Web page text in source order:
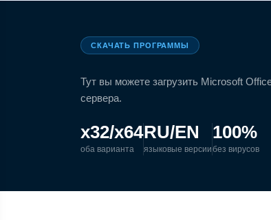
СКАЧАТЬ ПРОГРАММЫ
Тут вы можете загрузить Microsoft
сервера.
x32/x64
оба варианта
RU/EN
языковые версии
100%
без вирусов